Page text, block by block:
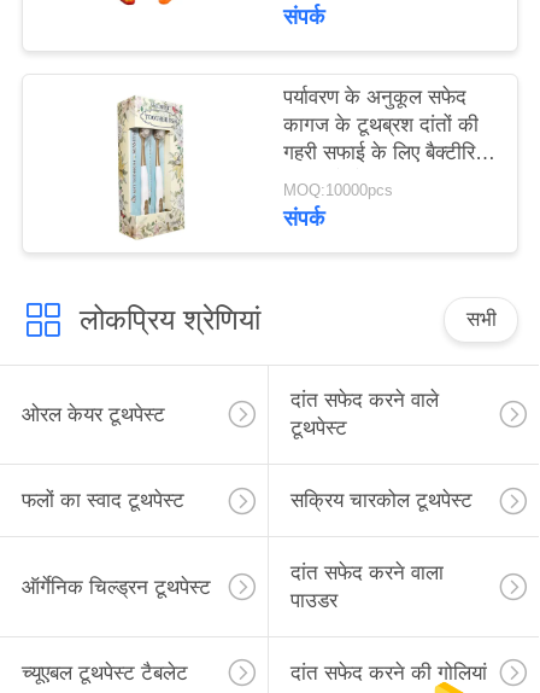
संपर्क
पर्यावरण के अनुकूल सफेद
कागज के टूथब्रश दांतों की
गहरी सफाई के लिए बैक्टीरिया
निकालते हैं
MOQ:10000pcs
संपर्क
लोकप्रिय श्रेणियां सभी
ओरल केयर टूथपेस्ट
दांत सफेद करने वाले
टूथपेस्ट
फलों का स्वाद टूथपेस्ट सक्रिय चारकोल टूथपेस्ट
ऑर्गेनिक चिल्ड्रन टूथपेस्ट
दांत सफेद करने वाला
पाउडर
च्यूएबल टूथपेस्ट टैबलेट दांत सफेद करने की गोलियां